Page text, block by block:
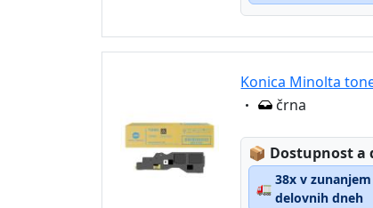
Konica Minolta
Eigenschaft:
črna
📦 Lagerstatus:
Dostupnost a
🚛
38x v
delovnih dneh